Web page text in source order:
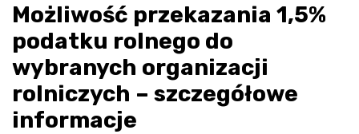
Możliwość przekazania 1,5%
podatku rolnego do
wybranych organizacji
rolniczych – szczegółowe
informacje